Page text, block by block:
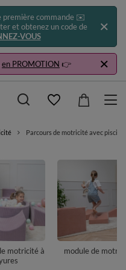
première commande ✉️
et obtenez un code de
VOUS
en PROMOTION 👉
Parcours de motricité avec piscine
motricité à
module de